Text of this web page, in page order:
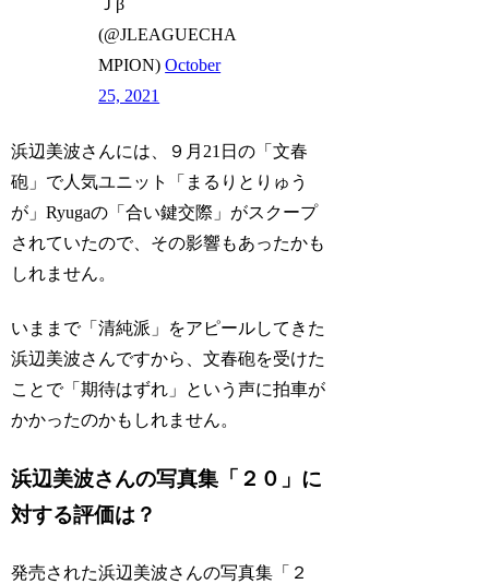
Ｊβ
(@JLEAGUECHA
MPION)October
25, 2021
浜辺美波さんには、９月21日の「文春
砲」で人気ユニット「まるりとりゅう
が」Ryugaの「合い鍵交際」がスクープ
されていたので、その影響もあったかも
しれません。
いままで「清純派」をアピールしてきた
浜辺美波さんですから、文春砲を受けた
ことで「期待はずれ」という声に拍車が
かかったのかもしれません。
浜辺美波さんの写真集「２０」に
対する評価は？
発売された浜辺美波さんの写真集「２